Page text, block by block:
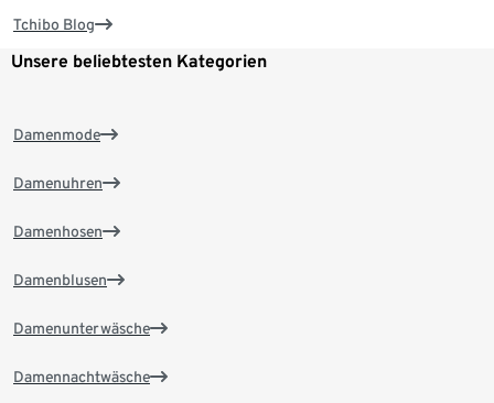
Tchibo Blog
Unsere beliebtesten Kategorien
Damenmode
Damenuhren
Damenhosen
Damenblusen
Damenunterwäsche
Damennachtwäsche